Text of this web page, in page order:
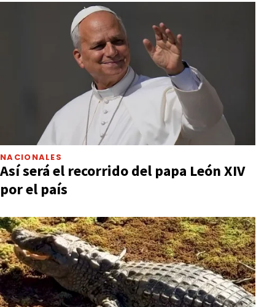
NACIONALES
Así será el recorrido del papa León XIV
por el país